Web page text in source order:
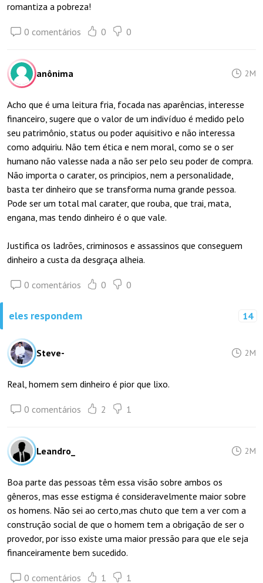
romantiza a pobreza!
0 comentários 0 0
anônima 2M
Acho que é uma leitura fria, focada nas aparências, interesse
financeiro, sugere que o valor de um indivíduo é medido pelo
seu patrimônio, status ou poder aquisitivo e não interessa
como adquiriu. Não tem ética e nem moral, como se o ser
humano não valesse nada a não ser pelo seu poder de compra.
Não importa o carater, os principios, nem a personalidade,
basta ter dinheiro que se transforma numa grande pessoa.
Pode ser um total mal carater, que rouba, que trai, mata,
engana, mas tendo dinheiro é o que vale.
Justifica os ladrões, criminosos e assassinos que conseguem
dinheiro a custa da desgraça alheia.
0 comentários 0 0
eles respondem 14
Steve- 2M
Real, homem sem dinheiro é pior que lixo.
0 comentários 2 1
Leandro_ 2M
Boa parte das pessoas têm essa visão sobre ambos os
gêneros, mas esse estigma é consideravelmente maior sobre
os homens. Não sei ao certo,mas chuto que tem a ver com a
construção social de que o homem tem a obrigação de ser o
provedor, por isso existe uma maior pressão para que ele seja
financeiramente bem sucedido.
0 comentários 1 1